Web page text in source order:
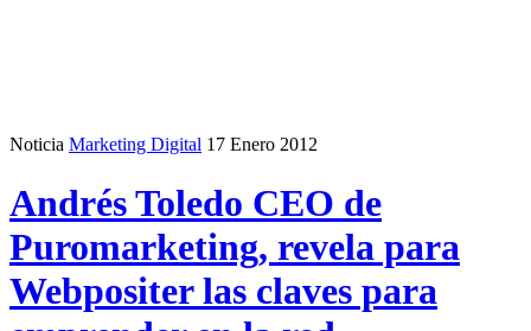
Noticia Marketing Digital 17 Enero 2012
Andrés Toledo CEO de
Puromarketing, revela para
Webpositer las claves para